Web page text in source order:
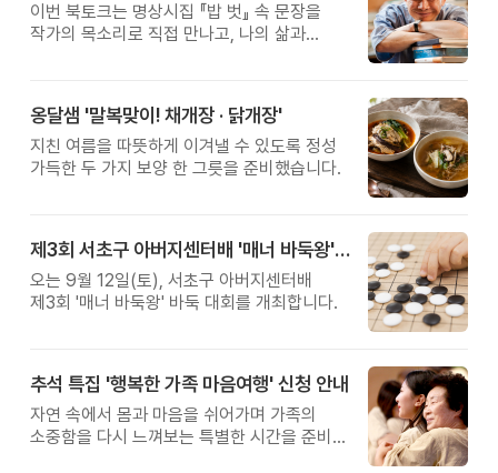
이번 북토크는 명상시집 『밥 벗』 속 문장을
작가의 목소리로 직접 만나고, 나의 삶과
옹달샘 '말복맞이! 채개장 · 닭개장'
지친 여름을 따뜻하게 이겨낼 수 있도록 정성
가득한 두 가지 보양 한 그릇을 준비했습니다.
제3회 서초구 아버지센터배 '매너 바둑왕' 대회
오는 9월 12일(토), 서초구 아버지센터배
제3회 '매너 바둑왕' 바둑 대회를 개최합니다.
추석 특집 '행복한 가족 마음여행' 신청 안내
자연 속에서 몸과 마음을 쉬어가며 가족의
소중함을 다시 느껴보는 특별한 시간을 준비해